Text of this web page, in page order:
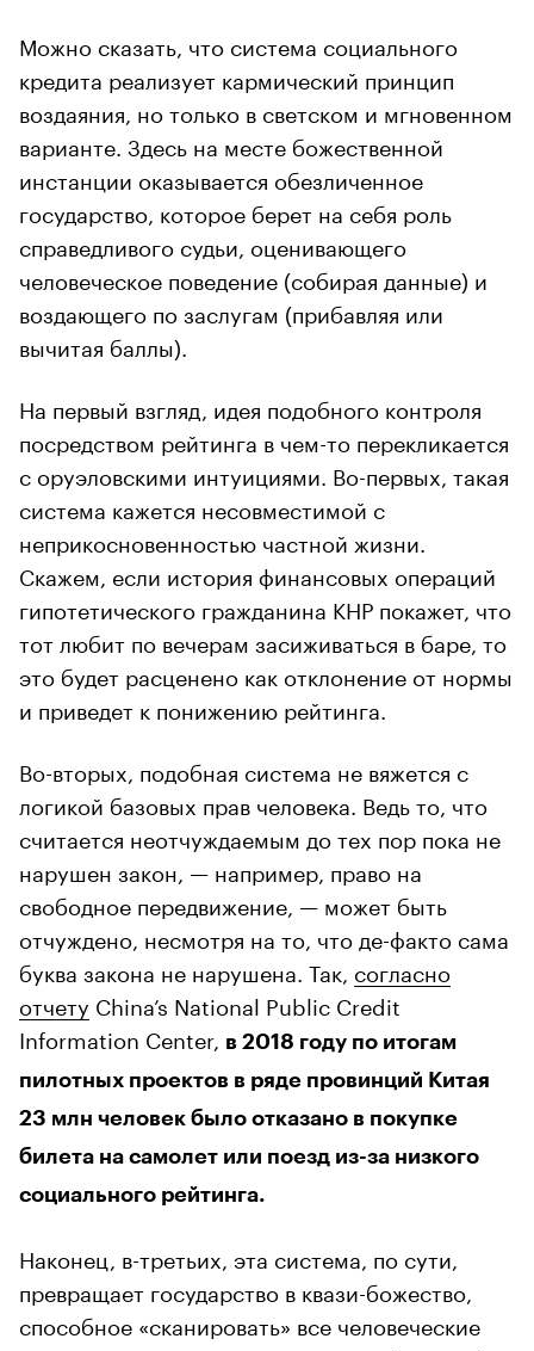
Можно сказать, что система социального
кредита реализует кармический принцип
воздаяния, но только в светском и мгновенном
варианте. Здесь на месте божественной
инстанции оказывается обезличенное
государство, которое берет на себя роль
справедливого судьи, оценивающего
человеческое поведение (собирая данные) и
воздающего по заслугам (прибавляя или
вычитая баллы).
На первый взгляд, идея подобного контроля
посредством рейтинга в чем-то перекликается
с оруэловскими интуициями. Во-первых, такая
система кажется несовместимой с
неприкосновенностью частной жизни.
Скажем, если история финансовых операций
гипотетического гражданина КНР покажет, что
тот любит по вечерам засиживаться в баре, то
это будет расценено как отклонение от нормы
и приведет к понижению рейтинга.
Во-вторых, подобная система не вяжется с
логикой базовых прав человека. Ведь то, что
считается неотчуждаемым до тех пор пока не
нарушен закон, — например, право на
свободное передвижение, — может быть
отчуждено, несмотря на то, что де-факто сама
буква закона не нарушена. Так, согласно
отчету China’s National Public Credit
Information Center, в 2018 году по итогам
пилотных проектов в ряде провинций Китая
23 млн человек было отказано в покупке
билета на самолет или поезд из-за низкого
социального рейтинга.
Наконец, в-третьих, эта система, по сути,
превращает государство в квази-божество,
способное «сканировать» все человеческие